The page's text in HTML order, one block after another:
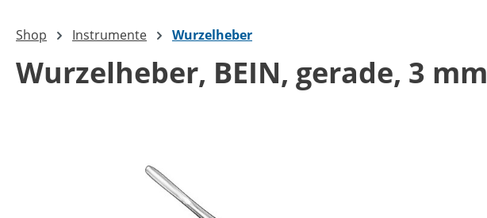
Shop Instrumente Wurzelheber
Wurzelheber, BEIN, gerade, 3 mm